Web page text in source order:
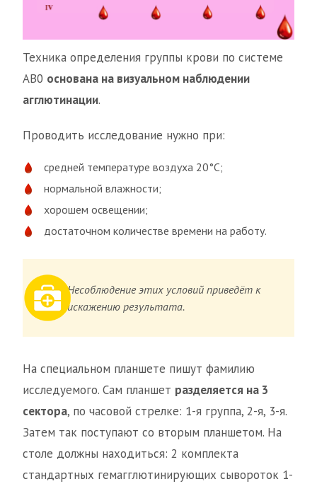
Техника определения группы крови по системе
АВ0 основана на визуальном наблюдении
агглютинации.
Проводить исследование нужно при:
средней температуре воздуха 20°С;
нормальной влажности;
хорошем освещении;
достаточном количестве времени на работу.
Несоблюдение этих условий приведёт к
искажению результата.
На специальном планшете пишут фамилию
исследуемого. Сам планшет разделяется на 3
сектора, по часовой стрелке: 1-я группа, 2-я, 3-я.
Затем так поступают со вторым планшетом. На
столе должны находиться: 2 комплекта
стандартных гемагглютинирующих сывороток 1-